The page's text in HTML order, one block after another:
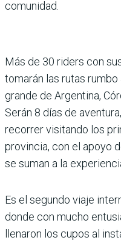
comunidad.
Más de 30 riders con
tomarán las rutas
grande de Argentina,
Serán 8 días de
recorrer visitando los
provincia, con el apoyo
se suman a la
Es el segundo viaje
donde con mucho
llena­ron los cupos al